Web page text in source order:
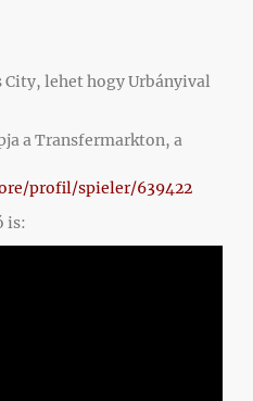
City, lehet hogy Urbányival
a Transfermarkton, a
profil/spieler/639422
is: